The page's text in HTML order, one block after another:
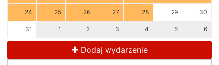
24 25 26 27 28 29 30
31 1 2 3 4 5 6
Dodaj wydarzenie